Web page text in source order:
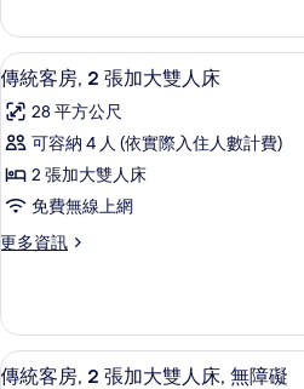
大
雙
人
床
的
所
有
相
客
房,
1
張
加
大
人
床
詳
顯
示
傳
統
客
房,
2
加
大
雙
高
7
傳統客房, 2 張加大雙人床
28 平方公尺
可容納 4 人 (依實際入住人數計費)
2 張加大雙人床
免費無線上網
更多資訊
更
客
房,
2
顯
高
7
傳統客房, 2 張加大雙人床, 無障礙